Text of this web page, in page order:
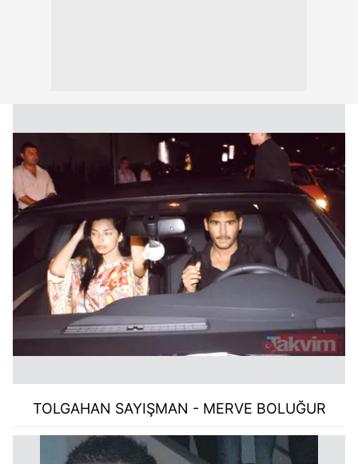
TOLGAHAN SAYIŞMAN - MERVE BOLUĞUR